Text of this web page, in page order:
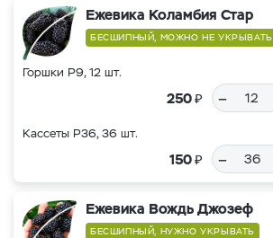
Ежевика Коламбия Стар
БЕСШИПНЫЙ, МОЖНО НЕ УКРЫВАТЬ
Горшки Р9, 12 шт.
250₽ –
Кассеты Р36, 36 шт.
150₽ –
Ежевика Вождь Джозеф
БЕСШИПНЫЙ, НУЖНО УКРЫВАТЬ